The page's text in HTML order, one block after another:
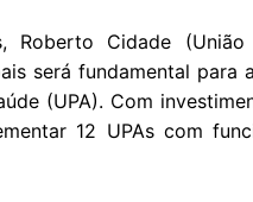
Roberto Cidade
será fundamental para
(UPA). Com
12 UPAs com